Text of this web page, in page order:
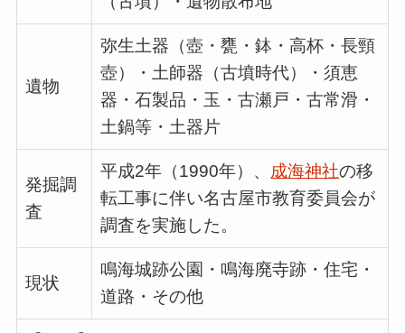
遺物
弥生土器（壺・甕・鉢・高杯・長頸
壺）・土師器（古墳時代）・須恵
器・石製品・玉・古瀬戸・古常滑・
土鍋等・土器片
発掘調
査
平成2年（1990年）、 成海神社の移
転工事に伴い名古屋市教育委員会が
調査を実施した。
現状
鳴海城跡公園・鳴海廃寺跡・住宅・
道路・その他